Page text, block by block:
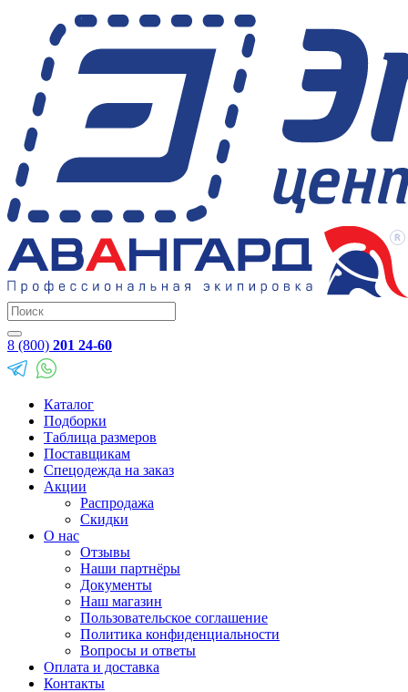
8 (800) 201 24-60
Каталог
Подборки
Таблица размеров
Поставщикам
Спецодежда на заказ
Акции
Распродажа
Скидки
О нас
Отзывы
Наши партнёры
Документы
Наш магазин
Пользовательское соглашение
Политика конфиденциальности
Вопросы и ответы
Оплата и доставка
Контакты